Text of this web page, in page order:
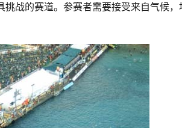
战的赛道。参赛者需要接受来自气候，